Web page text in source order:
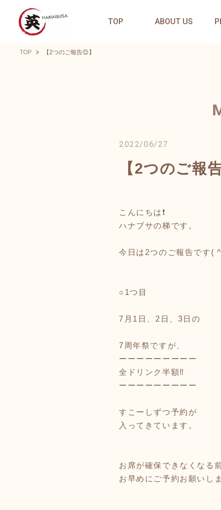
TOP ABOUT US
TOP 【2つのご報告😊】
2022/06/27
【2つのご報
こんにちは❗️
ハナブサの梯です。
今日は2つのご報告です(
○1つ目
7月1日、2日、3日の
7周年祭ですが、
ーーーーーーーーー
全ドリンク半額‼️
ーーーーーーーーー
すこーしずつ予約が
入ってきています。
お席が確保できなくなる
お早めにご予約お願いし